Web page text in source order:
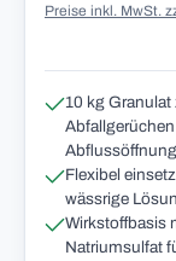
Preise inkl. MwSt.
10 kg
Flexibel
wässrige
Wirkstoffbasis
Natriumsulfat